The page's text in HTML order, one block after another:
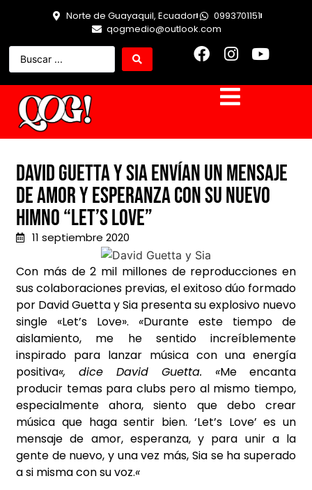
Norte de Guayaquil, Ecuador
0993701151
qogmedio@outlook.com
David Guetta y Sia envían un mensaje
de amor y esperanza con su nuevo
himno “Let’s Love”
11 septiembre 2020
Con más de 2 mil millones de reproducciones en
sus colaboraciones previas, el exitoso dúo formado
por David Guetta y Sia presenta su explosivo nuevo
single «Let’s Love». «Durante este tiempo de
aislamiento, me he sentido increíblemente
inspirado para lanzar música con una energía
positiva«, dice David Guetta. «Me encanta
producir temas para clubs pero al mismo tiempo,
especialmente ahora, siento que debo crear
música que haga sentir bien. ‘Let’s Love’ es un
mensaje de amor, esperanza, y para unir a la
gente de nuevo, y una vez más, Sia se ha superado
a si misma con su voz.«